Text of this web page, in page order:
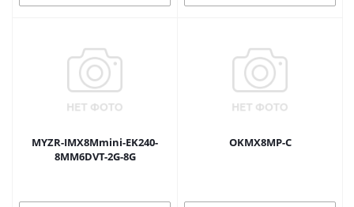
MYZR-IMX8Mmini-EK240-
8MM6DVT-2G-8G
OKMX8MP-C